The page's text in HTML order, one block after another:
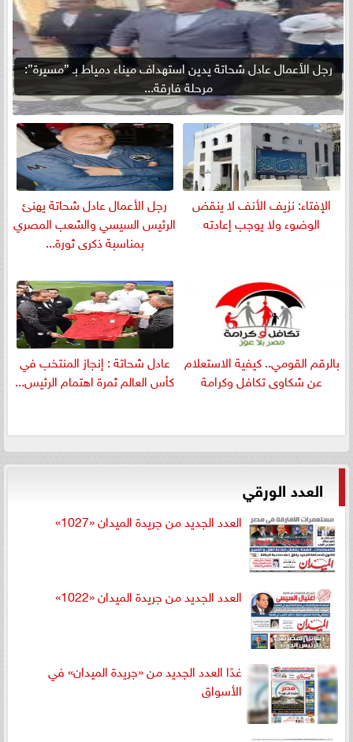
رجل الأعمال عادل شحاتة يدين استهداف ميناء دمياط بـ ”مسيرة”:
مرحلة فارقة...
الإفتاء: نزيف الأنف لا ينقض
الوضوء ولا يوجب إعادته
رجل الأعمال عادل شحاتة يهنئ
الرئيس السيسي والشعب المصري
بمناسبة ذكرى ثورة...
بالرقم القومي.. كيفية الاستعلام
عن شكاوى تكافل وكرامة
عادل شحاتة : إنجاز المنتخب في
كأس العالم ثمرة اهتمام الرئيس...
العدد الورقي
العدد الجديد من جريدة الميدان «1027»
العدد الجديد من جريدة الميدان «1022»
غدًا العدد الجديد من «جريدة الميدان» في
الأسواق